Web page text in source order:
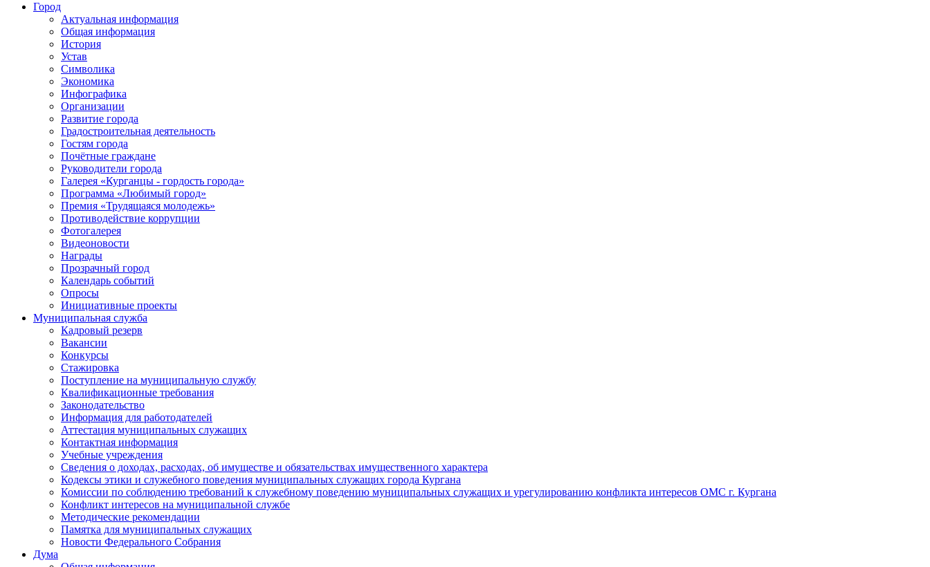
Город
Актуальная информация
Общая информация
История
Устав
Символика
Экономика
Инфографика
Организации
Развитие города
Градостроительная деятельность
Гостям города
Почётные граждане
Руководители города
Галерея «Курганцы - гордость города»
Программа «Любимый город»
Премия «Трудящаяся молодежь»
Противодействие коррупции
Фотогалерея
Видеоновости
Награды
Прозрачный город
Календарь событий
Опросы
Инициативные проекты
Муниципальная служба
Кадровый резерв
Вакансии
Конкурсы
Стажировка
Поступление на муниципальную службу
Квалификационные требования
Законодательство
Информация для работодателей
Аттестация муниципальных служащих
Контактная информация
Учебные учреждения
Сведения о доходах, расходах, об имуществе и обязательствах имущественного характера
Кодексы этики и служебного поведения муниципальных служащих города Кургана
Комиссии по соблюдению требований к служебному поведению муниципальных служащих и урегулированию конфликта интересов ОМС г. Кургана
Конфликт интересов на муниципальной службе
Методические рекомендации
Памятка для муниципальных служащих
Новости Федерального Cобрания
Дума